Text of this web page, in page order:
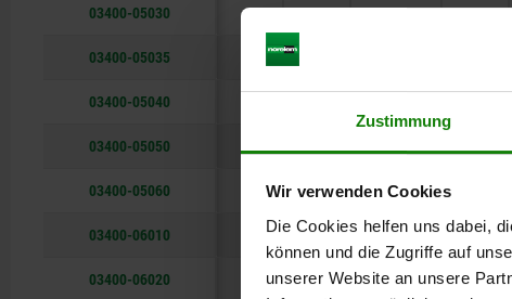
Zustimmung
Wir verwenden Cookies
Die Cookies helfen uns dabei,
können und die Zugriffe auf
unserer Website an unsere
120
03400-05030 5 30 8 11,2
03400-05035
03400-05040
03400-05050 5 50 8 11,2
03400-05060 60 8
03400-06010 10 12 16,9
03400-06020 20 12 16,9